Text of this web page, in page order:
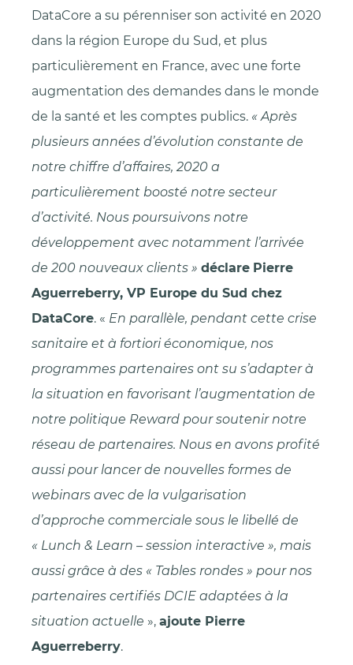
DataCore a su pérenniser son activité en 2020
dans la région Europe du Sud, et plus
particulièrement en France, avec une forte
augmentation des demandes dans le monde
de la santé et les comptes publics. « Après
plusieurs années d’évolution constante de
notre chiffre d’affaires, 2020 a
particulièrement boosté notre secteur
d’activité. Nous poursuivons notre
développement avec notamment l’arrivée
de 200 nouveaux clients » déclare Pierre
Aguerreberry, VP Europe du Sud chez
DataCore. « En parallèle, pendant cette crise
sanitaire et à fortiori économique, nos
programmes partenaires ont su s’adapter à
la situation en favorisant l’augmentation de
notre politique Reward pour soutenir notre
réseau de partenaires. Nous en avons profité
aussi pour lancer de nouvelles formes de
webinars avec de la vulgarisation
d’approche commerciale sous le libellé de
« Lunch & Learn – session interactive », mais
aussi grâce à des « Tables rondes » pour nos
partenaires certifiés DCIE adaptées à la
situation actuelle », ajoute Pierre
Aguerreberry.